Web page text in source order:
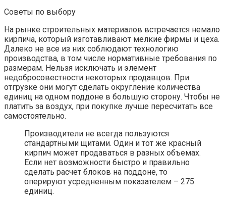
Советы по выбору
На рынке строительных материалов встречается немало
кирпича, который изготавливают мелкие фирмы и цеха.
Далеко не все из них соблюдают технологию
производства, в том числе нормативные требования по
размерам. Нельзя исключать и элемент
недобросовестности некоторых продавцов. При
отгрузке они могут сделать округление количества
единиц на одном поддоне в большую сторону. Чтобы не
платить за воздух, при покупке лучше пересчитать все
самостоятельно.
Производители не всегда пользуются
стандартными щитами. Один и тот же красный
кирпич может продаваться в разных объемах.
Если нет возможности быстро и правильно
сделать расчет блоков на поддоне, то
оперируют усредненным показателем – 275
единиц.